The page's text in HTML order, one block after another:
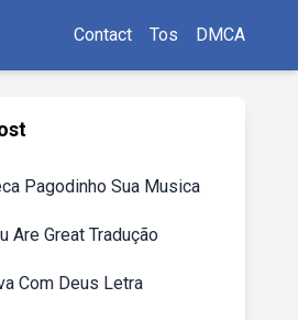
Contact Tos DMCA
Pagodinho Sua Musica
Are Great Tradução
Com Deus Letra